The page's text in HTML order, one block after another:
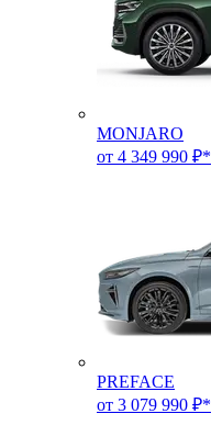
MONJARO
от 4 349 990 ₽*
PREFACE
от 3 079 990 ₽*